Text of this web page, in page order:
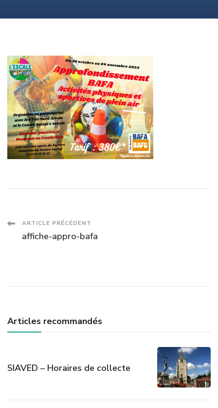
Navigation
ARTICLE PRÉCÉDENT
affiche-appro-bafa
Articles recommandés
SIAVED – Horaires de collecte